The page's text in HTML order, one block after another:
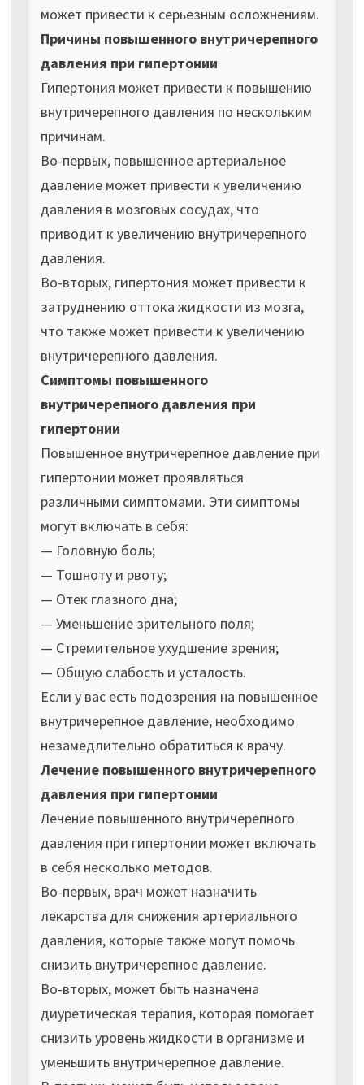
может привести к серьезным осложнениям.
Причины повышенного внутричерепного
давления при гипертонии
Гипертония может привести к повышению
внутричерепного давления по нескольким
причинам.
Во-первых, повышенное артериальное
давление может привести к увеличению
давления в мозговых сосудах, что
приводит к увеличению внутричерепного
давления.
Во-вторых, гипертония может привести к
затруднению оттока жидкости из мозга,
что также может привести к увеличению
внутричерепного давления.
Симптомы повышенного
внутричерепного давления при
гипертонии
Повышенное внутричерепное давление при
гипертонии может проявляться
различными симптомами. Эти симптомы
могут включать в себя:
— Головную боль;
— Тошноту и рвоту;
— Отек глазного дна;
— Уменьшение зрительного поля;
— Стремительное ухудшение зрения;
— Общую слабость и усталость.
Если у вас есть подозрения на повышенное
внутричерепное давление, необходимо
незамедлительно обратиться к врачу.
Лечение повышенного внутричерепного
давления при гипертонии
Лечение повышенного внутричерепного
давления при гипертонии может включать
в себя несколько методов.
Во-первых, врач может назначить
лекарства для снижения артериального
давления, которые также могут помочь
снизить внутричерепное давление.
Во-вторых, может быть назначена
диуретическая терапия, которая помогает
снизить уровень жидкости в организме и
уменьшить внутричерепное давление.